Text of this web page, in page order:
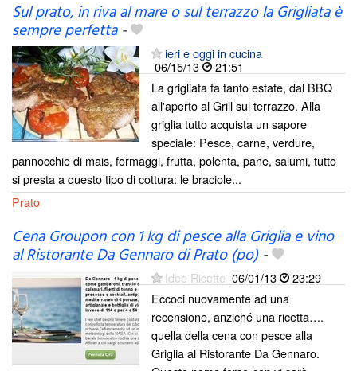
Sul prato, in riva al mare o sul terrazzo la Grigliata è
sempre perfetta-
ieri e oggi in cucina
06/15/13
21:51
La grigliata fa tanto estate, dal BBQ
all'aperto al Grill sul terrazzo. Alla
griglia tutto acquista un sapore
speciale: Pesce, carne, verdure,
pannocchie di mais, formaggi, frutta, polenta, pane, salumi, tutto
si presta a questo tipo di cottura: le braciole...
Prato
Cena Groupon con 1 kg di pesce alla Griglia e vino
al Ristorante Da Gennaro di Prato (po)-
Idee Ricette 06/01/13
23:29
Eccoci nuovamente ad una
recensione, anziché una ricetta….
quella della cena con pesce alla
Griglia al Ristorante Da Gennaro.